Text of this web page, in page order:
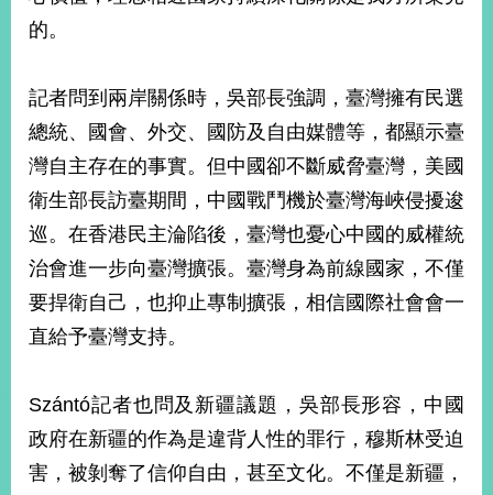
訊
公
為
民
服
本
部
相
關
網
站
部
長
信
箱
粉
專
頁
的。
記者問到兩岸關係時，吳部長強調，臺灣擁有民選
總統、國會、外交、國防及自由媒體等，都顯示臺
灣自主存在的事實。但中國卻不斷威脅臺灣，美國
衛生部長訪臺期間，中國戰鬥機於臺灣海峽侵擾逡
巡。在香港民主淪陷後，臺灣也憂心中國的威權統
治會進一步向臺灣擴張。臺灣身為前線國家，不僅
要捍衛自己，也抑止專制擴張，相信國際社會會一
直給予臺灣支持。
Szántó記者也問及新疆議題，吳部長形容，中國
政府在新疆的作為是違背人性的罪行，穆斯林受迫
害，被剝奪了信仰自由，甚至文化。不僅是新疆，